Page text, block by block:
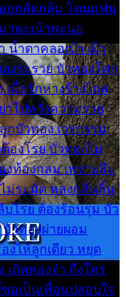
อกกลัดกลุ้ม โดนแฟน
าพะเน้าพะนอ
น้ำตาคลอเบ้า เฝ้า
งระรวย บัวทองโศก
เมื่อรักห่างร้างไกล
ไปหวังความรวย
กบัวทอง เวรกรรม
องโรย บัวทองไม่
ท้องกลม เพราะลืม
ม่ระมัด หลงกลิ่นลิ้น
บโรย ต้องร้อนรุม บัว
วทองผ่ายผอม
งไห้ลูกเดียว หยุด
เถิดทองจ๋า ถึงใคร
ขอเป็นเพื่อนปลอบใจ